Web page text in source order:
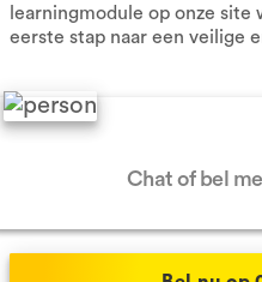
learningmodule op onze site
eerste stap naar een veilige
Chat of bel